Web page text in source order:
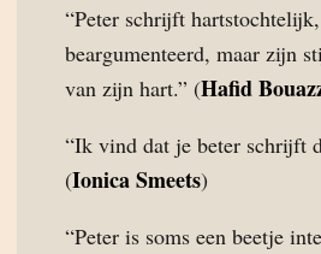
“Peter schrijft
beargumenteerd, maar zijn
van zijn hart.” (Hafid
“Ik vind dat je beter schrijft
(Ionica Smeets)
“Peter is soms een beetje